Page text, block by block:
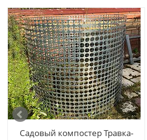
ЛЮКС
Садовый компостер Травка-